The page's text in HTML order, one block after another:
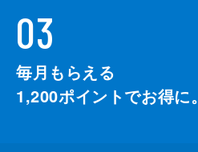
03
毎月もらえる
1,200ポイントでお得に。